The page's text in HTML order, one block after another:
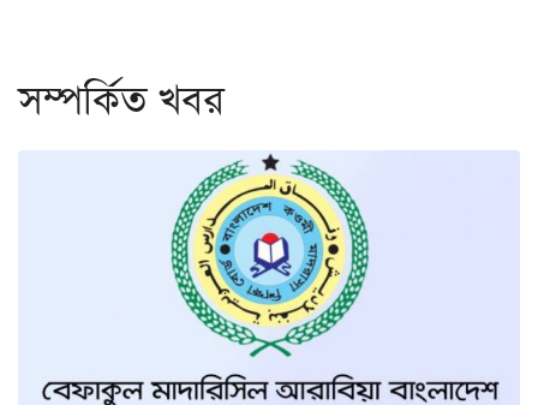
সম্পর্কিত খবর